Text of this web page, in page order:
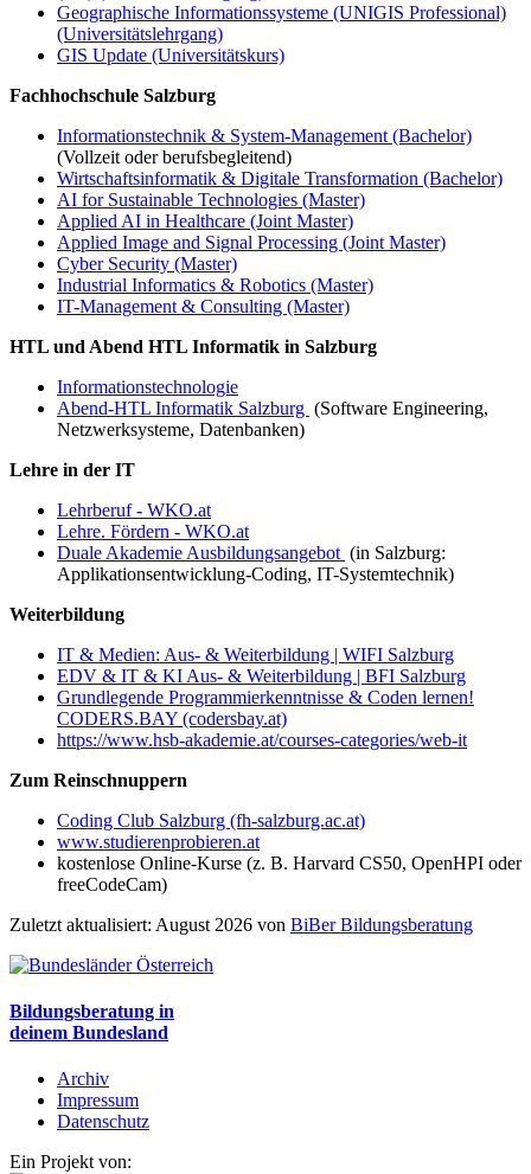
Geographische Informationssysteme (UNIGIS Professional)
(Universitätslehrgang)
GIS Update (Universitätskurs)
Fachhochschule Salzburg
Informationstechnik & System-Management (Bachelor)
(Vollzeit oder berufsbegleitend)
Wirtschaftsinformatik & Digitale Transformation (Bachelor)
AI for Sustainable Technologies (Master)
Applied AI in Healthcare (Joint Master)
Applied Image and Signal Processing (Joint Master)
Cyber Security (Master)
Industrial Informatics & Robotics (Master)
IT-Management & Consulting (Master)
HTL und Abend HTL Informatik in Salzburg
Informationstechnologie
Abend-HTL Informatik Salzburg (Software Engineering,
Netzwerksysteme, Datenbanken)
Lehre in der IT
Lehrberuf - WKO.at
Lehre. Fördern - WKO.at
Duale Akademie Ausbildungsangebot (in Salzburg:
Applikationsentwicklung-Coding, IT-Systemtechnik)
Weiterbildung
IT & Medien: Aus- & Weiterbildung | WIFI Salzburg
EDV & IT & KI Aus- & Weiterbildung | BFI Salzburg
Grundlegende Programmierkenntnisse & Coden lernen!
CODERS.BAY (codersbay.at)
https://www.hsb-akademie.at/courses-categories/web-it
Zum Reinschnuppern
Coding Club Salzburg (fh-salzburg.ac.at)
www.studierenprobieren.at
kostenlose Online-Kurse (z. B. Harvard CS50, OpenHPI oder
freeCodeCam)
Zuletzt aktualisiert: August 2026 von BiBer Bildungsberatung
Bildungsberatung in
deinem Bundesland
Archiv
Impressum
Datenschutz
Ein Projekt von: